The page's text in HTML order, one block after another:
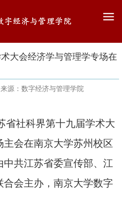
大会经济学与管理学专场在
来源：数字经济与管理学院
省社科界第十九届学术大
会在南京大学苏州校区
中共江苏省委宣传部、江
会主办，南京大学数字